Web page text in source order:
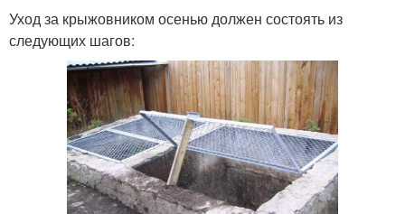
Уход за крыжовником осенью должен состоять из
следующих шагов: